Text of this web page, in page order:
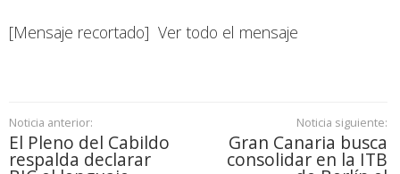
[Mensaje recortado] Ver todo el mensaje
Noticia anterior:
El Pleno del Cabildo
respalda declarar
Noticia siguiente:
Gran Canaria busca
consolidar en la ITB